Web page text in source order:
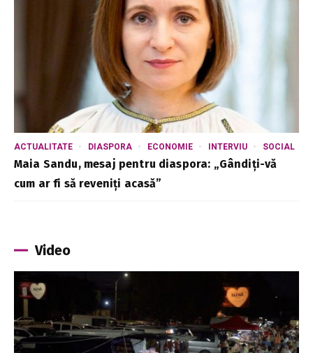
ACTUALITATE DIASPORA ECONOMIE INTERVIU SOCIAL
Maia Sandu, mesaj pentru diaspora: „Gândiți-vă
cum ar fi să reveniți acasă”
Video